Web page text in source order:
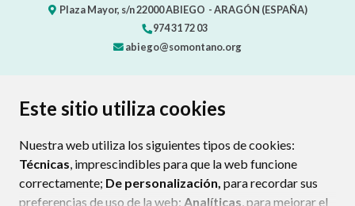
Este sitio utiliza cookies
Nuestra web utiliza los siguientes tipos de cookies:
Técnicas, imprescindibles para que la web funcione
correctamente; De personalización, para recordar sus
preferencias de uso de la web; Analíticas, para mejorar el
Plaza Mayor, s/n22000ABIEGO - ARAGÓN (ESPAÑA)
974 31 72 03
abiego@somontano.org
CONTACTO MAPA WEB
PROTECCIÓN DE DATOS
POLÍTICA DE COOKIES